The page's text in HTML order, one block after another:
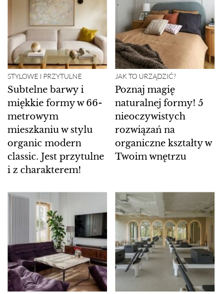
STYLOWE I PRZYTULNE
Subtelne barwy i
miękkie formy w 66-
metrowym
mieszkaniu w stylu
organic modern
classic. Jest przytulne
i z charakterem!
JAK TO URZĄDZIĆ?
Poznaj magię
naturalnej formy! 5
nieoczywistych
rozwiązań na
organiczne kształty w
Twoim wnętrzu